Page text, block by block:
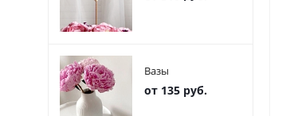
Вазы
от 135 руб.